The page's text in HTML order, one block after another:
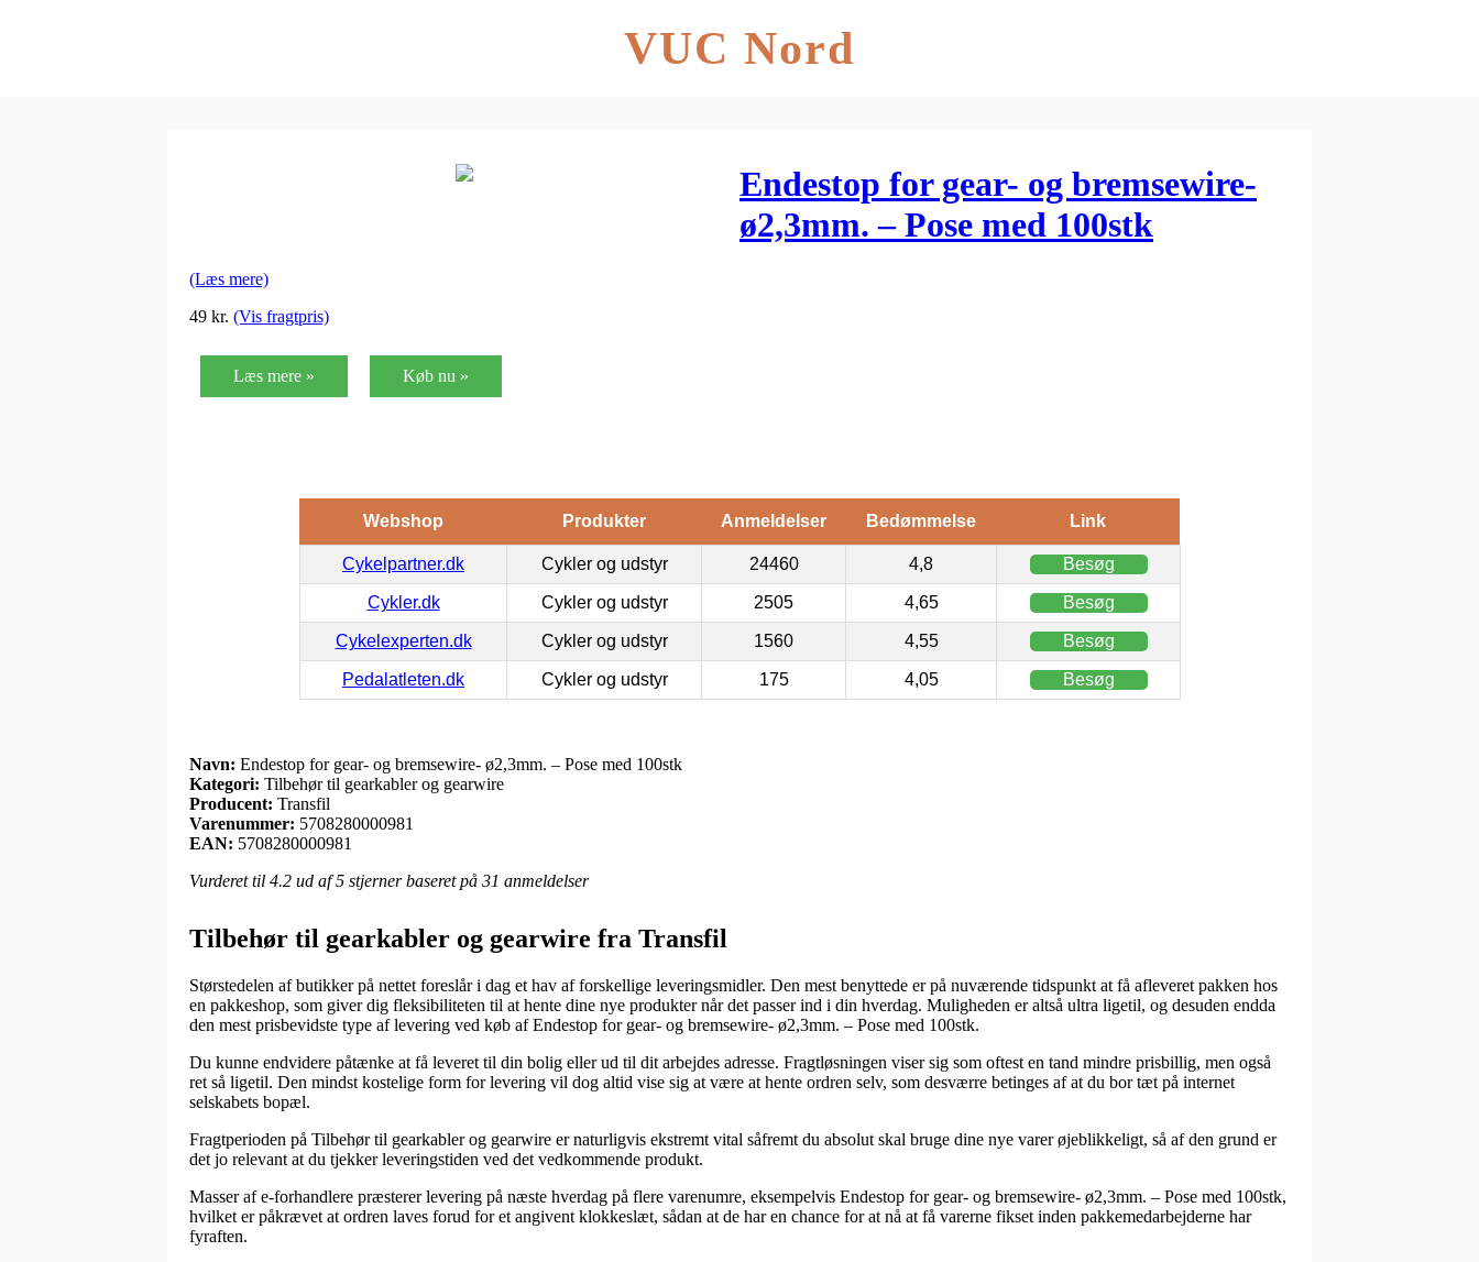
VUC Nord
Endestop for gear- og bremsewire-
ø2,3mm. – Pose med 100stk
(Læs mere)
49 kr. (Vis fragtpris)
Læs mere » Køb nu »
Webshop Produkter Anmeldelser Bedømmelse Link
Cykelpartner.dk Cykler og udstyr 24460 4,8 Besøg
Cykler.dk Cykler og udstyr 2505 4,65 Besøg
Cykelexperten.dk Cykler og udstyr 1560 4,55 Besøg
Pedalatleten.dk Cykler og udstyr 175 4,05 Besøg
Navn: Endestop for gear- og bremsewire- ø2,3mm. – Pose med 100stk
Kategori: Tilbehør til gearkabler og gearwire
Producent: Transfil
Varenummer: 5708280000981
EAN: 5708280000981
Vurderet til 4.2 ud af 5 stjerner baseret på 31 anmeldelser
Tilbehør til gearkabler og gearwire fra Transfil
Størstedelen af butikker på nettet foreslår i dag et hav af forskellige leveringsmidler. Den mest benyttede er på nuværende tidspunkt at få afleveret pakken hos
en pakkeshop, som giver dig fleksibiliteten til at hente dine nye produkter når det passer ind i din hverdag. Muligheden er altså ultra ligetil, og desuden endda
den mest prisbevidste type af levering ved køb af Endestop for gear- og bremsewire- ø2,3mm. – Pose med 100stk.
Du kunne endvidere påtænke at få leveret til din bolig eller ud til dit arbejdes adresse. Fragtløsningen viser sig som oftest en tand mindre prisbillig, men også
ret så ligetil. Den mindst kostelige form for levering vil dog altid vise sig at være at hente ordren selv, som desværre betinges af at du bor tæt på internet
selskabets bopæl.
Fragtperioden på Tilbehør til gearkabler og gearwire er naturligvis ekstremt vital såfremt du absolut skal bruge dine nye varer øjeblikkeligt, så af den grund er
det jo relevant at du tjekker leveringstiden ved det vedkommende produkt.
Masser af e-forhandlere præsterer levering på næste hverdag på flere varenumre, eksempelvis Endestop for gear- og bremsewire- ø2,3mm. – Pose med 100stk,
hvilket er påkrævet at ordren laves forud for et angivent klokkeslæt, sådan at de har en chance for at nå at få varerne fikset inden pakkemedarbejderne har
fyraften.